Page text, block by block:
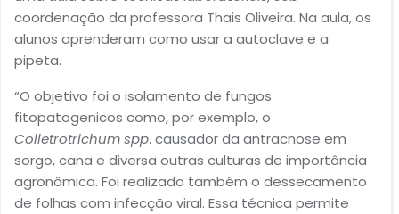
coordenação da professora Thais Oliveira. Na aula, os
alunos aprenderam como usar a autoclave e a
pipeta.
“O objetivo foi o isolamento de fungos
fitopatogenicos como, por exemplo, o
Colletrotrichum spp. causador da antracnose em
sorgo, cana e diversa outras culturas de importância
agronômica. Foi realizado também o dessecamento
de folhas com infecção viral. Essa técnica permite